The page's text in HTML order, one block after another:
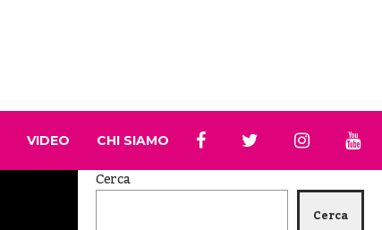
VIDEO CHI SIAMO
Cerca
Cerca